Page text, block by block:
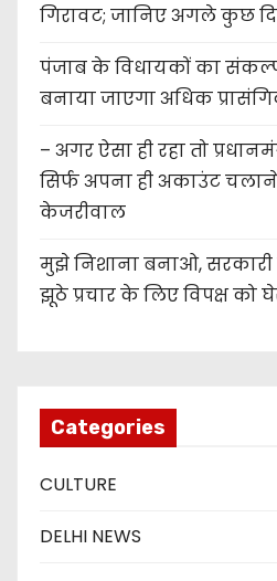
गिरावट; जानिए अगले कुछ
पंजाब के विधायकों का
बनाया जाएगा अधिक
– अगर ऐसा ही रहा तो
सिर्फ अपना ही अकाउंट
केजरीवाल
मुझे निशाना बनाओ,
झूठे प्रचार के लिए विपक्ष को
Categories
CULTURE
DELHI NEWS